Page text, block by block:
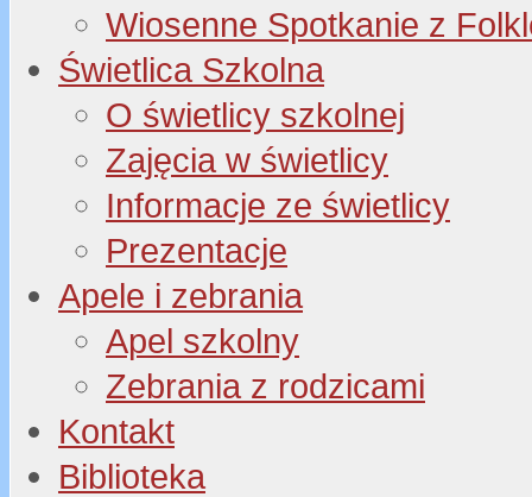
Wiosenne Spotkanie z
Świetlica Szkolna
O świetlicy szkolnej
Zajęcia w świetlicy
Informacje ze świetlicy
Prezentacje
Apele i zebrania
Apel szkolny
Zebrania z rodzicami
Kontakt
Biblioteka